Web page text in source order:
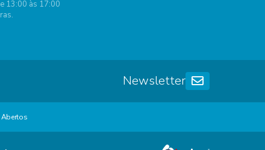
13:00 às 17:00
Newsletter